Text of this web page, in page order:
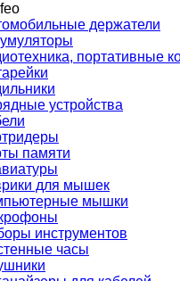
держатели
портативные
устройства
памяти
для мышек
мышки
инструментов
часы